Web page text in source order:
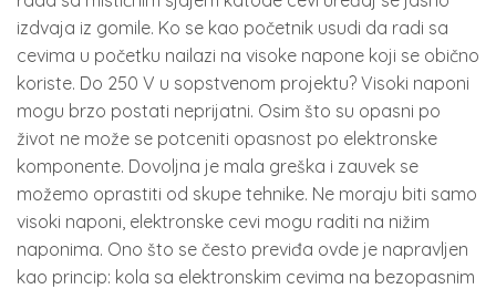
izdvaja iz gomile. Ko se kao početnik usudi da radi sa
cevima u početku nailazi na visoke napone koji se obično
koriste. Do 250 V u sopstvenom projektu? Visoki naponi
mogu brzo postati neprijatni. Osim što su opasni po
život ne može se potceniti opasnost po elektronske
komponente. Dovoljna je mala greška i zauvek se
možemo oprastiti od skupe tehnike. Ne moraju biti samo
visoki naponi, elektronske cevi mogu raditi na nižim
naponima. Ono što se često previđa ovde je napravljen
kao princip: kola sa elektronskim cevima na bezopasnim